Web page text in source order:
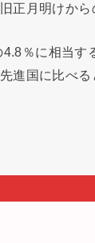
正月明けから
％に相当す
進国に比べる